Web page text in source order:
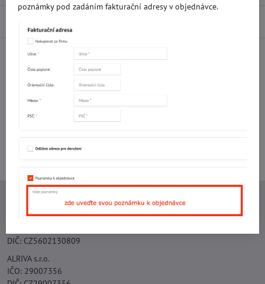
Potřebujete poradit s objednávkou?
+420 577 523 563
Ing. Vojtěch Lečbych - IVL
DIČ: CZ5602130809
ALRIVA s.r.o.
IČO: 29007356
poznámky pod zadáním fakturační adresy v objednávce.